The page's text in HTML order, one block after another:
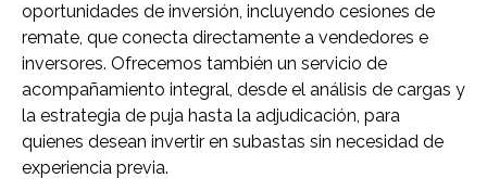
oportunidades de inversión, incluyendo cesiones de
remate, que conecta directamente a vendedores e
inversores. Ofrecemos también un servicio de
acompañamiento integral, desde el análisis de cargas y
la estrategia de puja hasta la adjudicación, para
quienes desean invertir en subastas sin necesidad de
experiencia previa.